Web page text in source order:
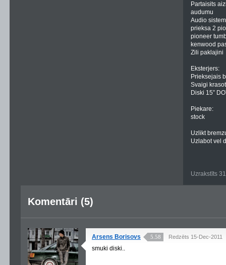
Partaisits
audumu
Audio
prieksa 2
pioneer
kenwood
Zili paklajini
Eksterjers:
Prieksejais
Svaigi
Diski 15”
Piekare:
stock
Uzlikt
Uzlabot vel
Uzrakstīts
Komentāri (5)
Arsens Borisovs 5.58 Redzēts 15-Dec-2011
smuki diski..